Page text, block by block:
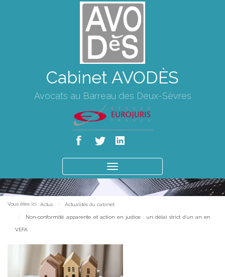
Cabinet AVODÈS
Avocats au Barreau des Deux-Sèvres
le
menu
Vous êtes ici : Actus Actualités du cabinet
Non-conformité apparente et action en justice : un délai strict d’un an en
VEFA